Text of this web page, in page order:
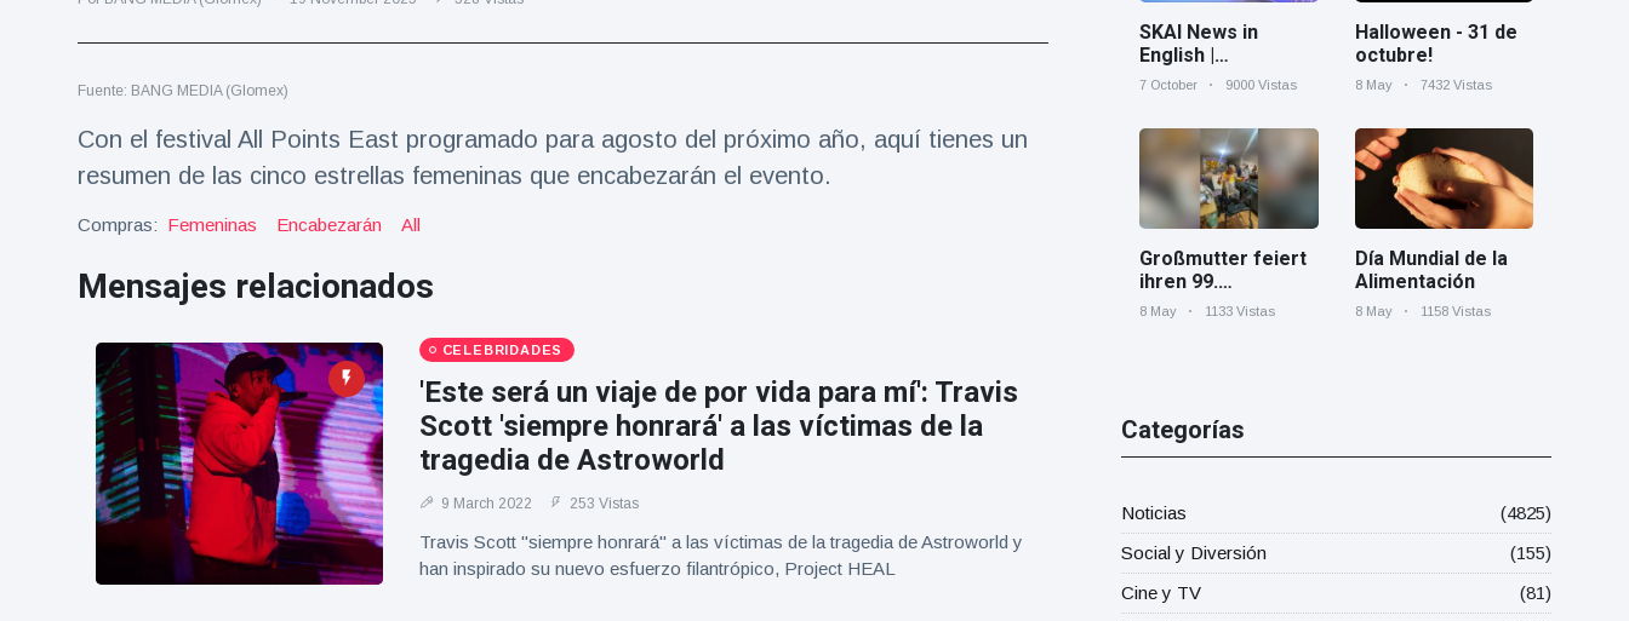
Últimas noticias
SKAI News
07/10/2025
7 October
9000 Vistas
Halloween -
31 de
octubre!
8 May
7432
Vistas
Großmutter
feiert ihren
Geburtstag
und tanzt
8 May
1133
Fuente: BANG MEDIA (Glomex)
Con el festival All Points East programado para agosto del próximo año, aquí tienes un
resumen de las cinco estrellas femeninas que encabezarán el evento.
Compras: Femeninas Encabezarán All
Mensajes relacionados
CELEBRIDADES
'Este será un viaje de por vida para mí': Travis
Scott 'siempre honrará' a las víctimas de la
tragedia de Astroworld
9 March 2022 253 Vistas
Travis Scott "siempre honrará" a las víctimas de la tragedia de Astroworld y
han inspirado su nuevo esfuerzo filantrópico, Project HEAL
SKAI News in
English |
07/10/2025
7 October 9000 Vistas
Halloween - 31 de
octubre!
8 May 7432 Vistas
Großmutter feiert
ihren 99.
Geburtstag und
8 May 1133 Vistas
Día Mundial de la
Alimentación
8 May 1158 Vistas
Categorías
Noticias
(4825)
Social y Diversión
(155)
Cine y TV
(81)